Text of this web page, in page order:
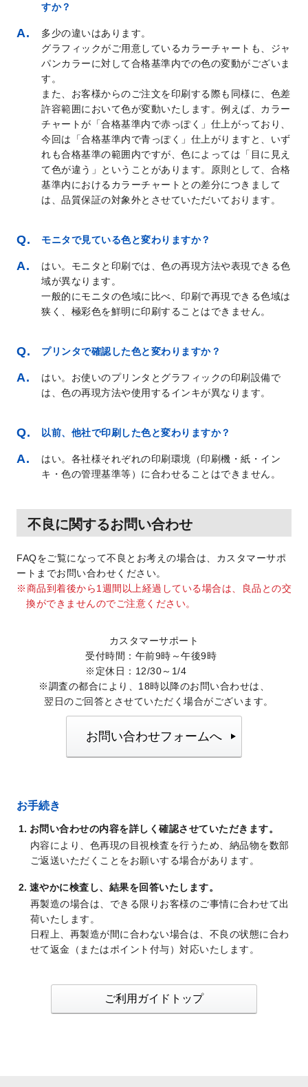
すか？
多少の違いはあります。
グラフィックがご用意しているカラーチャートも、ジャ
パンカラーに対して合格基準内での色の変動がございま
す。
また、お客様からのご注文を印刷する際も同様に、色差
許容範囲において色が変動いたします。例えば、カラー
チャートが「合格基準内で赤っぽく」仕上がっており、
今回は「合格基準内で青っぽく」仕上がりますと、いず
れも合格基準の範囲内ですが、色によっては「目に見え
て色が違う」ということがあります。原則として、合格
基準内におけるカラーチャートとの差分につきまして
は、品質保証の対象外とさせていただいております。
モニタで見ている色と変わりますか？
はい。モニタと印刷では、色の再現方法や表現できる色
域が異なります。
一般的にモニタの色域に比べ、印刷で再現できる色域は
狭く、極彩色を鮮明に印刷することはできません。
プリンタで確認した色と変わりますか？
はい。お使いのプリンタとグラフィックの印刷設備で
は、色の再現方法や使用するインキが異なります。
以前、他社で印刷した色と変わりますか？
はい。各社様それぞれの印刷環境（印刷機・紙・イン
キ・色の管理基準等）に合わせることはできません。
不良に関するお問い合わせ
FAQをご覧になって不良とお考えの場合は、カスタマーサポ
ートまでお問い合わせください。
商品到着後から1週間以上経過している場合は、良品との交
換ができませんのでご注意ください。
カスタマーサポート
受付時間：午前9時～午後9時
※定休日：12/30～1/4
調査の都合により、18時以降のお問い合わせは、
翌日のご回答とさせていただく場合がございます。
お問い合わせフォームへ
お手続き
お問い合わせの内容を詳しく確認させていただきます。
内容により、色再現の目視検査を行うため、納品物を数部
ご返送いただくことをお願いする場合があります。
速やかに検査し、結果を回答いたします。
再製造の場合は、できる限りお客様のご事情に合わせて出
荷いたします。
日程上、再製造が間に合わない場合は、不良の状態に合わ
せて返金（またはポイント付与）対応いたします。
ご利用ガイドトップ